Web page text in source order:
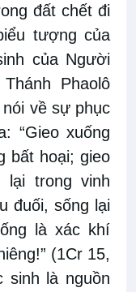
đất chết đi
tượng của
của Người
Phaolô
về sự phục
“Gieo xuống
bất hoại; gieo
lại trong vinh
đuối, sống lại
là xác khí
(1Cr 15,
sinh là nguồn